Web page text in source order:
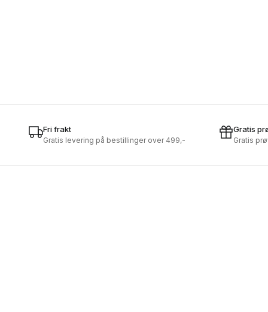
Fri frakt
Gratis levering på bestillinger over 499,-
Gratis
Gratis